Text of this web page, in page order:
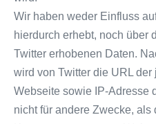
Wir haben weder Einfluss
hierdurch erhebt, noch über
Twitter erhobenen Daten.
wird von Twitter die URL
Webseite sowie IP-Adresse
nicht für andere Zwecke,